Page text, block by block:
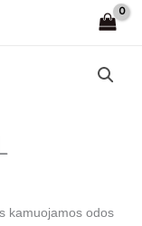
kamuojamos odos